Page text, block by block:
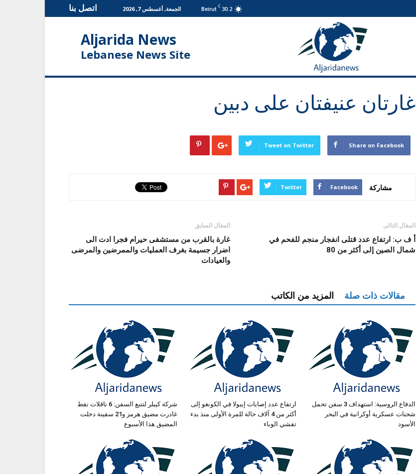
30.2
C
Beirut الجمعة, أغسطس 7, 2026 اتصل بنا
Aljarida News
Lebanese News Site
غارتان عنيفتان على دبين
Share on Facebook
Tweet on Twitter
مشاركة Facebook
Twitter
المقال السابق
غارة بالقرب من مستشفى حيرام فجرا ادت الى
اضرار جسيمة بغرف العمليات والممرضين والمرضى
والعيادات
المقال التالى
أ ف ب: ارتفاع عدد قتلى انفجار منجم للفحم في
شمال الصين إلى أكثر من 80
مقالات ذات صلة المزيد من الكاتب
شركة كيبلر لتتبع السفن: 6 ناقلات نفط
غادرت مضيق هرمز و21 سفينة دخلت
المضيق هذا الأسبوع
ارتفاع عدد إصابات إيبولا في الكونغو إلى
أكثر من 4 آلاف حالة للمرة الأولى منذ بدء
تفشي الوباء
الدفاع الروسية: استهداف 3 سفن تحمل
شحنات عسكرية أوكرانية في البحر
الأسود